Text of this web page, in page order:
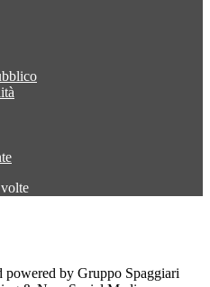
volte
powered by Gruppo Spaggiari